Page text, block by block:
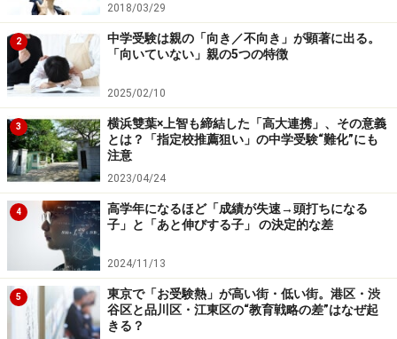
2018/03/29
2
中学受験は親の「向き／不向き」が顕著に出る。
「向いていない」親の5つの特徴
2025/02/10
3
横浜雙葉×上智も締結した「高大連携」、その意義
とは？「指定校推薦狙い」の中学受験“難化”にも
注意
2023/04/24
4
高学年になるほど「成績が失速→頭打ちになる
子」と「あと伸びする子」 の決定的な差
2024/11/13
5
東京で「お受験熱」が高い街・低い街。港区・渋
谷区と品川区・江東区の“教育戦略の差”はなぜ起
きる？